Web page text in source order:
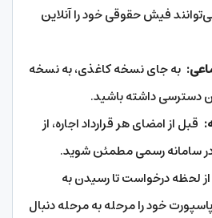
فیش حقوقی خود را آنلاین
به جای نسخه کاغذی، به نسخه
دسترسی داشته باشید.
قبل از امضای هر قرارداد اجاره، از
سامانه رسمی مطمئن شوید.
از لحظه درخواست تا رسیدن به
خود را مرحله به مرحله دنبال